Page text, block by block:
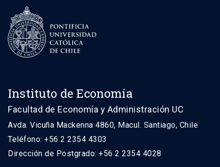
Instituto de Economía
Facultad de Economía y Administración UC
Avda. Vicuña Mackenna 4860, Macul. Santiago, Chile
Teléfono: +56 2 2354 4303
Dirección de Postgrado: +56 2 2354 4028